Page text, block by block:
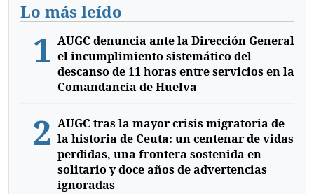
Lo más leído
1 AUGC denuncia ante la Dirección General
el incumplimiento sistemático del
descanso de 11 horas entre servicios en la
Comandancia de Huelva
2 AUGC tras la mayor crisis migratoria de
la historia de Ceuta: un centenar de vidas
perdidas, una frontera sostenida en
solitario y doce años de advertencias
ignoradas